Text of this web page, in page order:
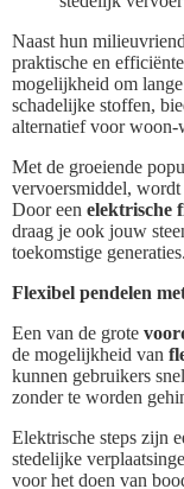
Naast hun
praktische en
mogelijkheid om
schadelijke stoffen,
alternatief voor woon-
Met de groeiende
vervoersmiddel, wordt
Door een elektrische
draag je ook jouw
toekomstige generaties.
Flexibel pendelen
Een van de grote
de mogelijkheid van
kunnen gebruikers
zonder te worden
Elektrische steps zijn
stedelijke
voor het doen van